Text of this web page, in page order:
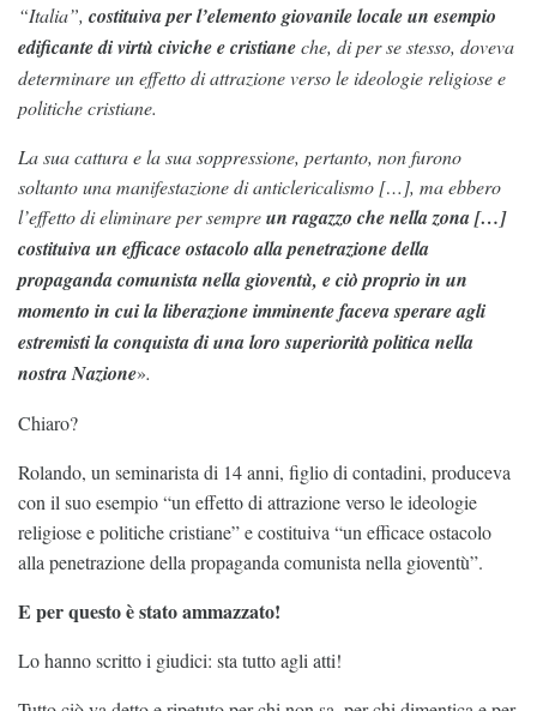
“Italia”, costituiva per l’elemento giovanile locale un esempio
edificante di virtù civiche e cristianeche, di per se stesso, doveva
determinare un effetto di attrazione verso le ideologie religiose e
politiche cristiane.
La sua cattura e la sua soppressione, pertanto, non furono
soltanto una manifestazione di anticlericalismo […], ma ebbero
l’effetto di eliminare per sempreun ragazzo che nella zona […]
costituiva un efficace ostacolo alla penetrazione della
propaganda comunista nella gioventù, e ciò proprio in un
momento in cui la liberazione imminente faceva sperare agli
estremisti la conquista di una loro superiorità politica nella
nostra Nazione».
Chiaro?
Rolando, un seminarista di 14 anni, figlio di contadini, produceva
con il suo esempio “un effetto di attrazione verso le ideologie
religiose e politiche cristiane” e costituiva “un efficace ostacolo
alla penetrazione della propaganda comunista nella gioventù”.
E per questo è stato ammazzato!
Lo hanno scritto i giudici: sta tutto agli atti!